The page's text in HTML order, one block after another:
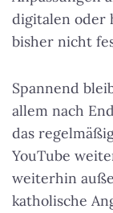
digitalen oder
bisher nicht
Spannend
allem nach
das
YouTube
weiterhin
katholische